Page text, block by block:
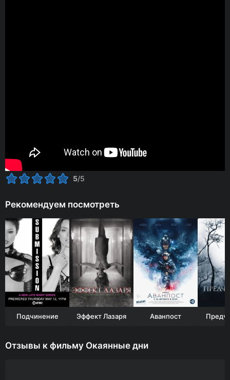
5/5
Рекомендуем посмотреть
Подчинение Эффект Лазаря Аванпост
Отзывы к фильму Окаянные дни